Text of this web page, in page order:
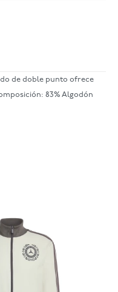
de doble punto ofrece
83% Algodón